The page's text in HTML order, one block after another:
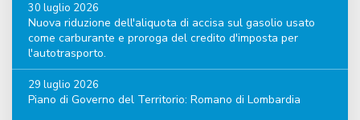
30 luglio 2026
Nuova riduzione dell'aliquota di accisa sul gasolio usato
come carburante e proroga del credito d'imposta per
l'autotrasporto.
29 luglio 2026
Piano di Governo del Territorio: Romano di Lombardia